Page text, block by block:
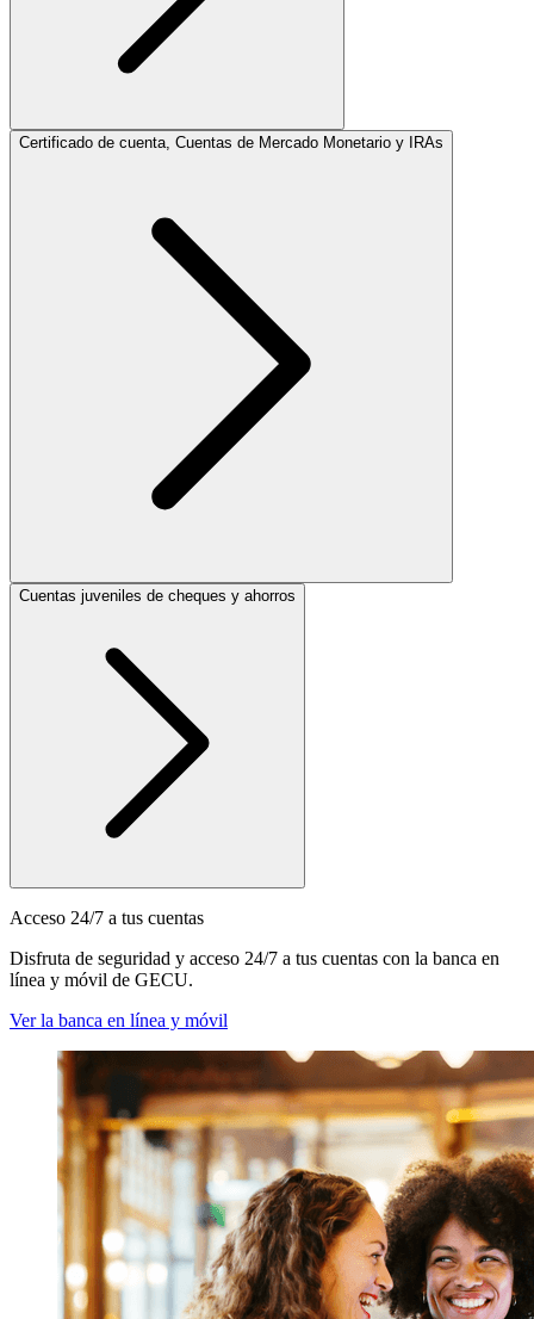
Certificado de cuenta, Cuentas de Mercado Monetario y IRAs
Cuentas juveniles de cheques y ahorros
Acceso 24/7 a tus cuentas
Disfruta de seguridad y acceso 24/7 a tus cuentas con la banca en
línea y móvil de GECU.
Ver la banca en línea y móvil